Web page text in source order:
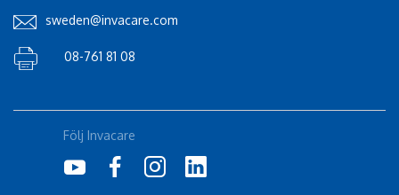
sweden@invacare.com
08-761 81 08
Följ Invacare